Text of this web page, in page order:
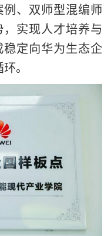
、双师型混编师
实现人才培养与
定向华为生态企
。